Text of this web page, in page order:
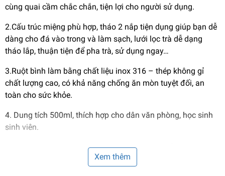
cùng quai cầm chắc chắn, tiện lợi cho người sử dụng.
2.Cấu trúc miệng phù hợp, tháo 2 nắp tiện dụng giúp bạn dễ
dàng cho đá vào trong và làm sạch, lưới lọc trà dễ dạng
tháo lắp, thuận tiện để pha trà, sử dụng ngay…
3.Ruột bình làm bằng chất liệu inox 316 – thép không gỉ
chất lượng cao, có khả năng chống ăn mòn tuyệt đối, an
toàn cho sức khỏe.
4. Dung tích 500ml, thích hợp cho dân văn phòng, học sinh
sinh viên.
5. Thời gian giữ nhiệt lâu, giữ nhiệt nóng lên đến 12h; giữ
Xem thêm